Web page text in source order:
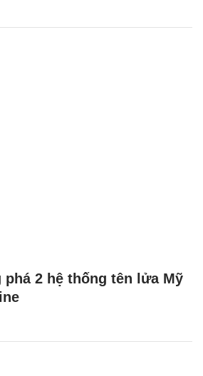
phá 2 hệ thống tên lửa Mỹ